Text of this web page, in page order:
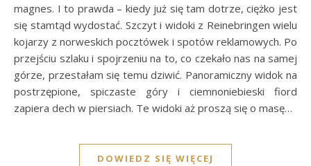
magnes. I to prawda – kiedy już się tam dotrze, ciężko jest
się stamtąd wydostać. Szczyt i widoki z Reinebringen wielu
kojarzy z norweskich pocztówek i spotów reklamowych. Po
przejściu szlaku i spojrzeniu na to, co czekało nas na samej
górze, przestałam się temu dziwić. Panoramiczny widok na
postrzępione, spiczaste góry i ciemnoniebieski fiord
zapiera dech w piersiach. Te widoki aż proszą się o masę…
DOWIEDZ SIĘ WIĘCEJ